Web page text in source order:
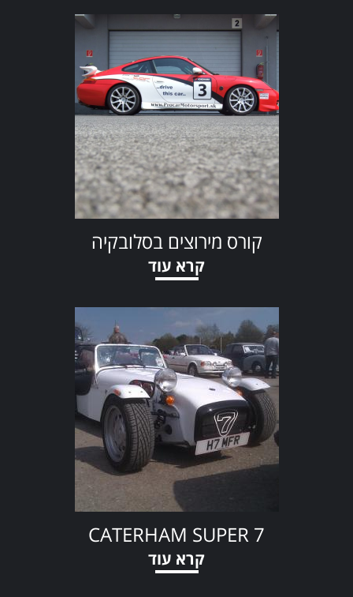
קורס מירוצים בסלובקיה
קרא עוד
CATERHAM SUPER 7
קרא עוד